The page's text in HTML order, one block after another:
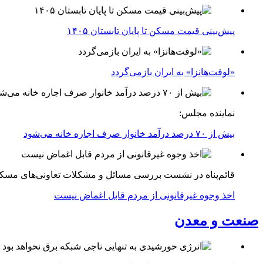
پیش‌بینی قیمت مسکن تا پایان تابستان ۱۴۰۵
«لوفت‌هانزا» به ایران بازمی‌گردد
نماینده مجلس:
بیش از ۷۰ درصد درآمد خانوار صرف اجاره خانه می‌شود
قائم‌پناه در نشست بررسی مسائل و مشکلات تعاونی‌های
اخذ وجوه غیرقانونی از مردم قابل اغماض نیست
صنعت و معدن